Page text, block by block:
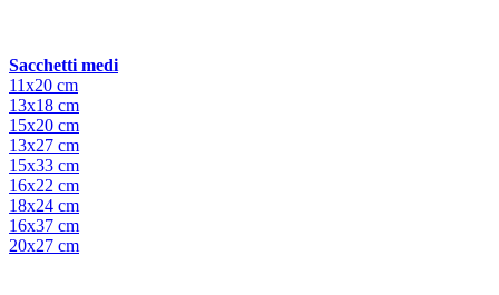
Sacchetti medi
11x20 cm
13x18 cm
15x20 cm
13x27 cm
15x33 cm
16x22 cm
18x24 cm
16x37 cm
20x27 cm